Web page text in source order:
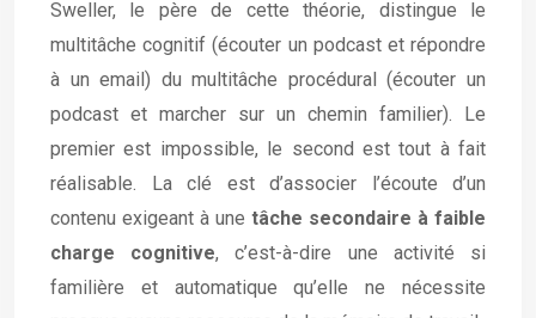
Sweller, le père de cette théorie, distingue le
multitâche cognitif (écouter un podcast et répondre
à un email) du multitâche procédural (écouter un
podcast et marcher sur un chemin familier). Le
premier est impossible, le second est tout à fait
réalisable. La clé est d’associer l’écoute d’un
contenu exigeant à une tâche secondaire à faible
charge cognitive, c’est-à-dire une activité si
familière et automatique qu’elle ne nécessite